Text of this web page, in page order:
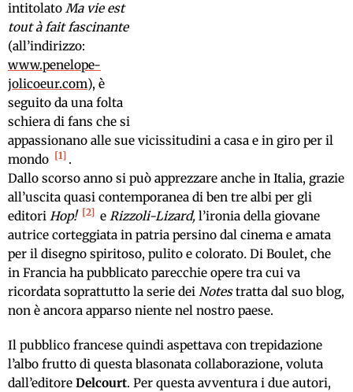
intitolato Ma vie est
tout à fait fascinante
(all’indirizzo:
www.penelope-
jolicoeur.com), è
seguito da una folta
schiera di fans che si
appassionano alle sue vicissitudini a casa e in giro per il
mondo
1
.
Dallo scorso anno si può apprezzare anche in Italia, grazie
all’uscita quasi contemporanea di ben tre albi per gli
editori Hop! 2 e Rizzoli-Lizard, l’ironia della giovane
autrice corteggiata in patria persino dal cinema e amata
per il disegno spiritoso, pulito e colorato. Di Boulet, che
in Francia ha pubblicato parecchie opere tra cui va
ricordata soprattutto la serie dei Notestratta dal suo blog,
non è ancora apparso niente nel nostro paese.
Il pubblico francese quindi aspettava con trepidazione
l’albo frutto di questa blasonata collaborazione, voluta
dall’editore Delcourt. Per questa avventura i due autori,